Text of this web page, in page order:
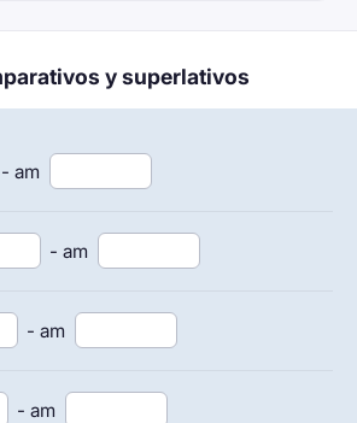
y superlativos
- am
- am
- am
- am